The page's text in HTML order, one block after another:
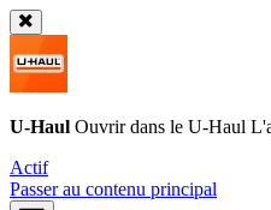
U-Haul Ouvrir dans le U-Haul
Actif
Passer au contenu principal